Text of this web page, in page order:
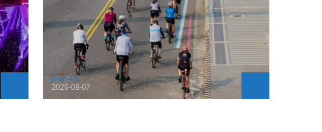
Jean-CS
2026-08-07